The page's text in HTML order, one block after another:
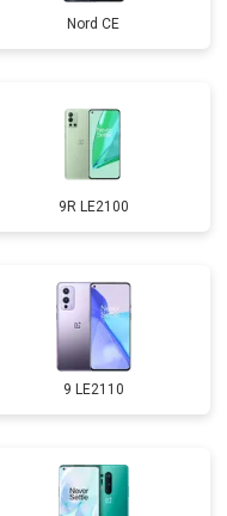
Nord CE
9R LE2100
9 LE2110